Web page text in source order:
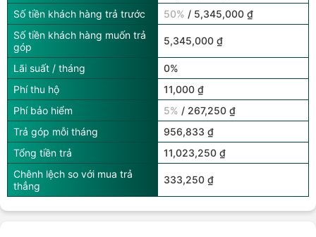
Số tiền khách hàng trả trước
50% / 5,345,000 ₫
Số tiền khách hàng muốn trả
góp
5,345,000 ₫
Lãi suất / tháng
0%
Phí thu hộ
11,000 ₫
Phí bảo hiểm
5% / 267,250 ₫
Trả góp mỗi tháng
956,833 ₫
Tổng tiền trả
11,023,250 ₫
Chênh lệch so với mua trả
thẳng
333,250 ₫